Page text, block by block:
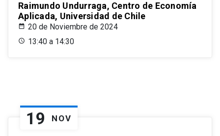
Raimundo Undurraga, Centro de Economía
Aplicada, Universidad de Chile
20 de Noviembre de 2024
13:40 a 14:30
19 NOV